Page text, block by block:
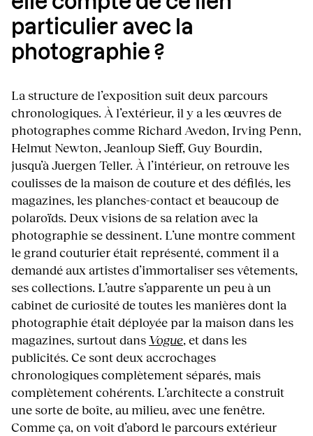
particulier avec la
photographie ?
La structure de l’exposition suit deux parcours
chronologiques. À l’extérieur, il y a les œuvres de
photographes comme Richard Avedon, Irving Penn,
Helmut Newton, Jeanloup Sieff, Guy Bourdin,
jusqu’à Juergen Teller. À l’intérieur, on retrouve les
coulisses de la maison de couture et des défilés, les
magazines, les planches-contact et beaucoup de
polaroïds. Deux visions de sa relation avec la
photographie se dessinent. L’une montre comment
le grand couturier était représenté, comment il a
demandé aux artistes d’immortaliser ses vêtements,
ses collections. L’autre s’apparente un peu à un
cabinet de curiosité de toutes les manières dont la
photographie était déployée par la maison dans les
magazines, surtout dans Vogue, et dans les
publicités. Ce sont deux accrochages
chronologiques complètement séparés, mais
complètement cohérents. L’architecte a construit
une sorte de boîte, au milieu, avec une fenêtre.
Comme ça, on voit d’abord le parcours extérieur